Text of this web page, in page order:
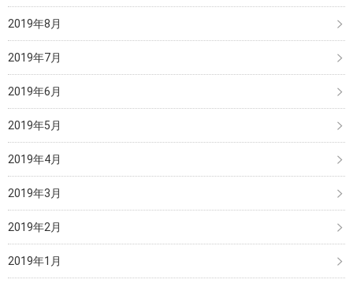
2019年8月
2019年7月
2019年6月
2019年5月
2019年4月
2019年3月
2019年2月
2019年1月